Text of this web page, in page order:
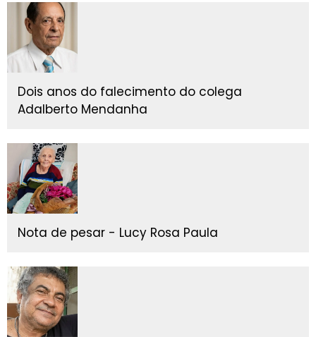
Dois anos do falecimento do colega
Adalberto Mendanha
Nota de pesar - Lucy Rosa Paula